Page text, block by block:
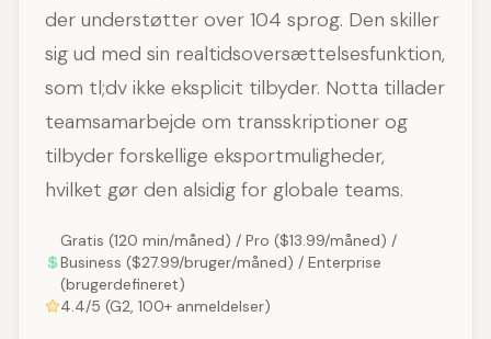
der understøtter over 104 sprog. Den skiller
sig ud med sin realtidsoversættelsesfunktion,
som tl;dv ikke eksplicit tilbyder. Notta tillader
teamsamarbejde om transskriptioner og
tilbyder forskellige eksportmuligheder,
hvilket gør den alsidig for globale teams.
Gratis (120 min/måned) / Pro ($13.99/måned) /
Business ($27.99/bruger/måned) / Enterprise
(brugerdefineret)
4.4/5 (G2, 100+ anmeldelser)